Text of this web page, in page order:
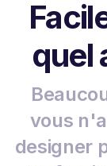
quel
vous
designer